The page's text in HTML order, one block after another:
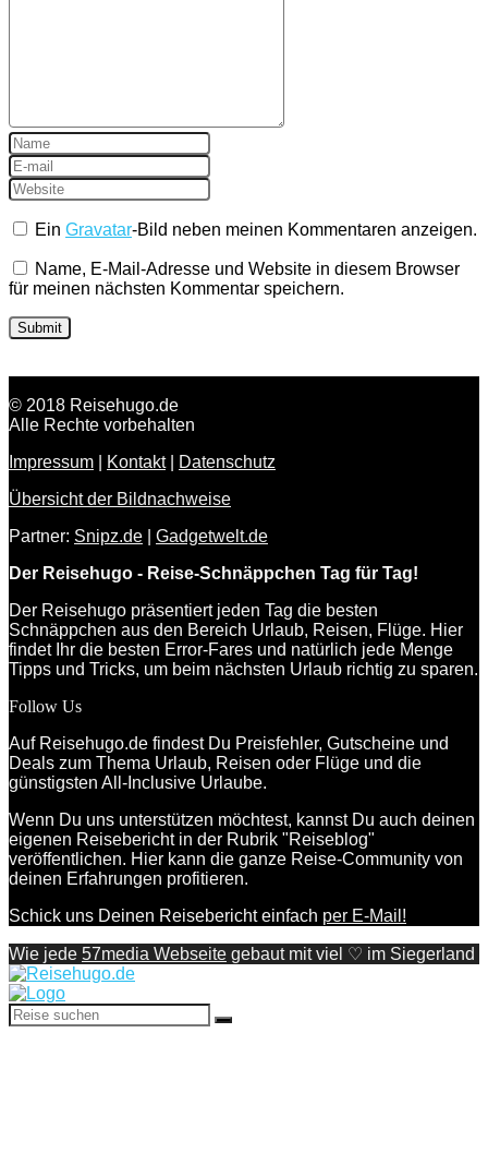
EinGravatar-Bild neben meinen Kommentaren anzeigen.
Name, E-Mail-Adresse und Website in diesem Browser
für meinen nächsten Kommentar speichern.
© 2018 Reisehugo.de
Alle Rechte vorbehalten
Impressum
Kontakt|
Datenschutz
Übersicht der Bildnachweise
Partner: Snipz.de
Gadgetwelt.de
Der Reisehugo - Reise-Schnäppchen Tag für Tag!
Der Reisehugo präsentiert jeden Tag die besten
Schnäppchen aus den Bereich Urlaub, Reisen, Flüge. Hier
findet Ihr die besten Error-Fares und natürlich jede Menge
Tipps und Tricks, um beim nächsten Urlaub richtig zu sparen.
Follow Us
Auf Reisehugo.de findest Du Preisfehler, Gutscheine und
Deals zum Thema Urlaub, Reisen oder Flüge und die
günstigsten All-Inclusive Urlaube.
Wenn Du uns unterstützen möchtest, kannst Du auch deinen
eigenen Reisebericht in der Rubrik "Reiseblog"
veröffentlichen. Hier kann die ganze Reise-Community von
deinen Erfahrungen profitieren.
Schick uns Deinen Reisebericht einfach per E-Mail!
Wie jede 57media Webseite gebaut mit viel ♡ im Siegerland